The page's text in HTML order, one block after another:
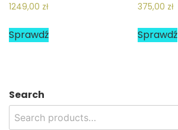
1249,00 zł
Sprawdź
375,00 zł
Sprawdź
Search